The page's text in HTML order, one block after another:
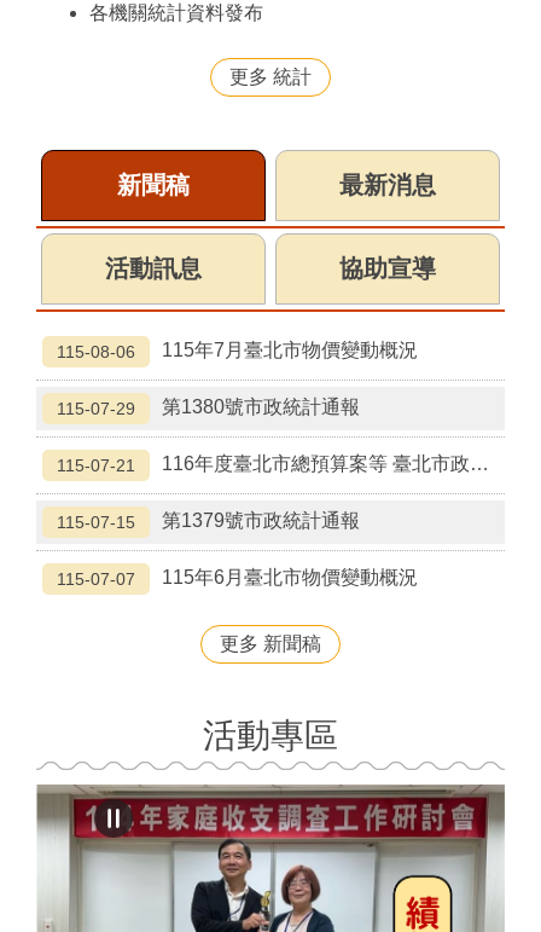
各機關統計資料發布
更多 統計
新聞稿 最新消息
活動訊息 協助宣導
115-08-06 115年7月臺北市物價變動概況
115-07-29 第1380號市政統計通報
115-07-21 116年度臺北市總預算案等 臺北市政府市政會議已通過
115-07-15 第1379號市政統計通報
115-07-07 115年6月臺北市物價變動概況
更多 新聞稿
活動專區